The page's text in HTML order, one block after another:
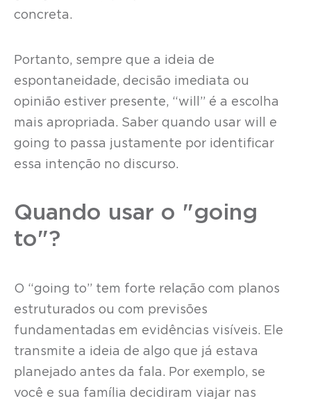
concreta.
Portanto, sempre que a ideia de
espontaneidade, decisão imediata ou
opinião estiver presente, “will” é a escolha
mais apropriada. Saber quando usar will e
going to passa justamente por identificar
essa intenção no discurso.
Quando usar o "going
to"?
O “going to” tem forte relação com planos
estruturados ou com previsões
fundamentadas em evidências visíveis. Ele
transmite a ideia de algo que já estava
planejado antes da fala. Por exemplo, se
você e sua família decidiram viajar nas